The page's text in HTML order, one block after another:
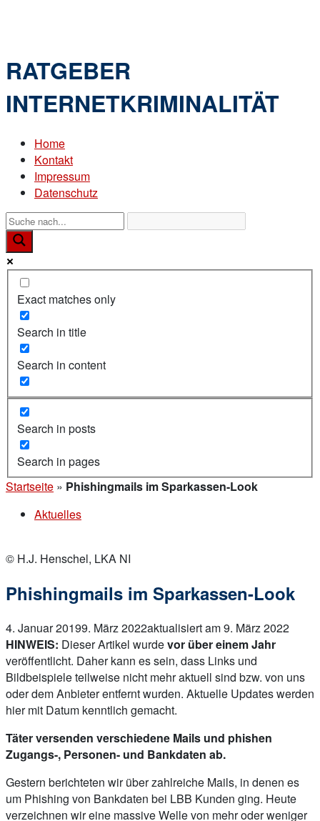
RATGEBER
INTERNETKRIMINALITÄT
Home
Kontakt
Impressum
Datenschutz
Exact matches only
Search in title
Search in content
Search in posts
Search in pages
Startseite » Phishingmails im Sparkassen-Look
Aktuelles
© H.J. Henschel, LKA NI
Phishingmails im Sparkassen-Look
4. Januar 20199. März 2022aktualisiert am 9. März 2022
HINWEIS: Dieser Artikel wurdevor über einem Jahr
veröffentlicht. Daher kann es sein, dass Links und
Bildbeispiele teilweise nicht mehr aktuell sind bzw. von uns
oder dem Anbieter entfernt wurden. Aktuelle Updates werden
hier mit Datum kenntlich gemacht.
Täter versenden verschiedene Mails und phishen
Zugangs-, Personen- und Bankdaten ab.
Gestern berichteten wir über zahlreiche Mails, in denen es
um Phishing von Bankdaten bei LBB Kunden ging. Heute
verzeichnen wir eine massive Welle von mehr oder weniger